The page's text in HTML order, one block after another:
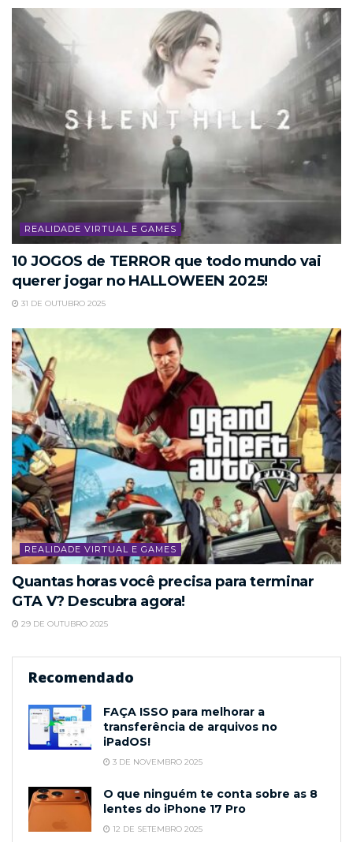
REALIDADE VIRTUAL E GAMES
10 JOGOS de TERROR que todo mundo vai
querer jogar no HALLOWEEN 2025!
31 DE OUTUBRO 2025
REALIDADE VIRTUAL E GAMES
Quantas horas você precisa para terminar
GTA V? Descubra agora!
29 DE OUTUBRO 2025
Recomendado
FAÇA ISSO para melhorar a
transferência de arquivos no
iPadOS!
3 DE NOVEMBRO 2025
O que ninguém te conta sobre as 8
lentes do iPhone 17 Pro
12 DE SETEMBRO 2025